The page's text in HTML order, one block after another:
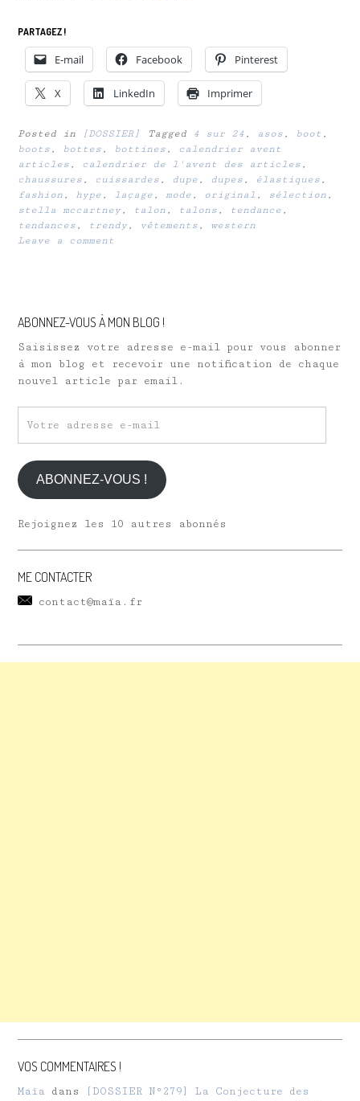
PARTAGEZ !
E-mail Facebook Pinterest
X LinkedIn Imprimer
Posted in [DOSSIER] Tagged 4 sur 24 , asos , boot ,
boots , bottes , bottines ,
calendrier avent
articles , calendrier de l'avent des articles ,
chaussures , cuissardes , dupe , dupes , élastiques ,
fashion , hype , laçage , mode , original , sélection ,
stella mccartney , talon , talons , tendance ,
tendances , trendy , vêtements , western
Leave a comment
ABONNEZ-VOUS À MON BLOG !
Saisissez votre adresse e-mail pour vous abonner
à mon blog et recevoir une notification de chaque
nouvel article par email.
adresse
e-
mail
ABONNEZ-VOUS !
Rejoignez les 10 autres abonnés
ME CONTACTER
contact@maïa.fr
VOS COMMENTAIRES !
Maïa dans
[DOSSIER N°279] La Conjecture des